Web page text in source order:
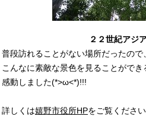
２２世紀アジ
普段訪れることがない場所だったので
こんなに素敵な景色を見ることができ
感動しました(*>ω<*)!!!
詳しくは嬉野市役所HPをご覧くださ